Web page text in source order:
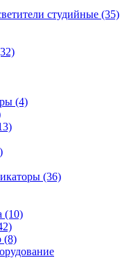
студийные (35)
(4)
(36)
(10)
(8)